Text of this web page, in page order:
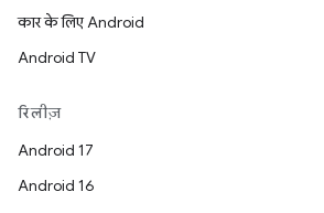
कार के लिए Android
Android TV
रिलीज़
Android 17
Android 16